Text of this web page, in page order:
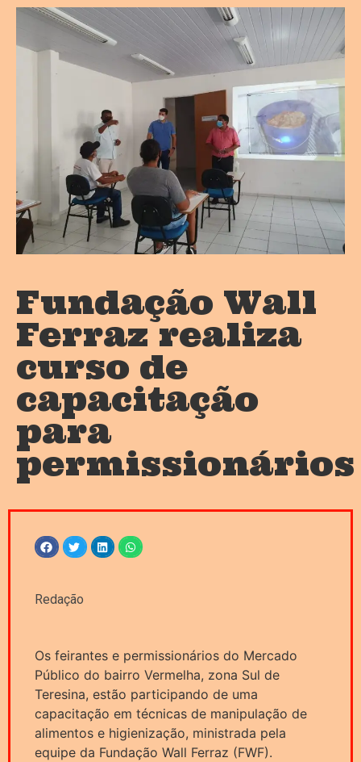
Fundação Wall
Ferraz realiza
curso de
capacitação
para
permissionários
Redação
Os feirantes e permissionários do Mercado
Público do bairro Vermelha, zona Sul de
Teresina, estão participando de uma
capacitação em técnicas de manipulação de
alimentos e higienização, ministrada pela
equipe da Fundação Wall Ferraz (FWF).